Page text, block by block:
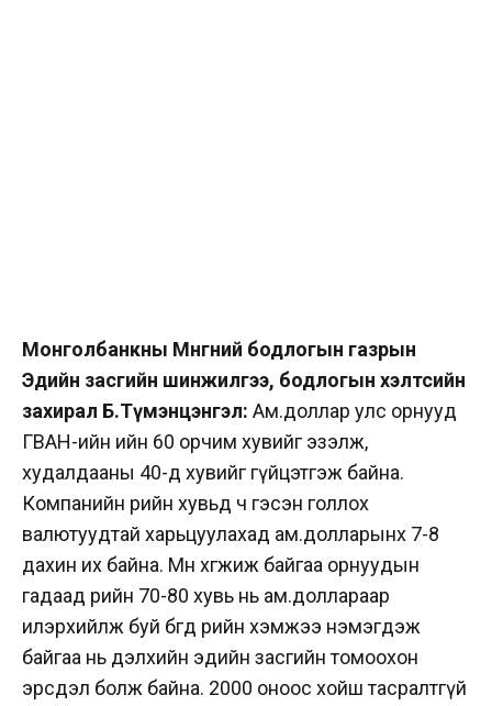
Монголбанкны Мөнгөний бодлогын газрын
Эдийн засгийн шинжилгээ, бодлогын хэлтсийн
захирал Б.Түмэнцэнгэл: Ам.доллар улс орнууд
ГВАН-ийн ийн 60 орчим хувийг эзэлж,
худалдааны 40-өөд хувийг гүйцэтгэж байна.
Компанийн өрийн хувьд ч гэсэн голлох
валютуудтай харьцуулахад ам.долларынх 7-8
дахин их байна. Мөн хөгжиж байгаа орнуудын
гадаад өрийн 70-80 хувь нь ам.доллараар
илэрхийлж буй бөгөөд өрийн хэмжээ нэмэгдэж
байгаа нь дэлхийн эдийн засгийн томоохон
эрсдэл болж байна. 2000 оноос хойш тасралтгүй